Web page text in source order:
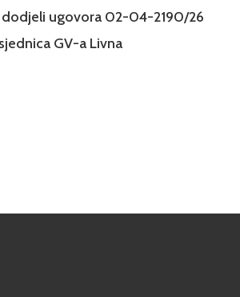
dodjeli ugovora 02-04-2190/26
GV-a Livna